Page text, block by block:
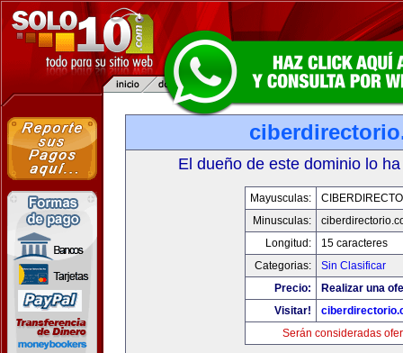
El dueño de este dominio lo
Mayusculas:
Minusculas:
Longitud:
15 caracteres
Categorias:
Sin Clasificar
Precio:
Realizar una
Visitar!
Serán consideradas